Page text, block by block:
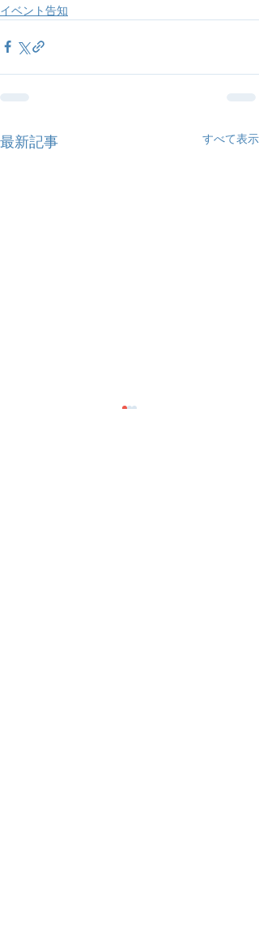
イベント告知
最新記事 すべて表示